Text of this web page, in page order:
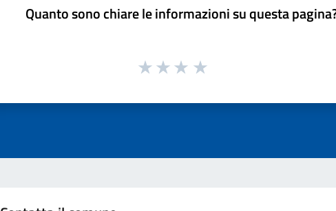
Quanto sono chiare le informazioni su questa